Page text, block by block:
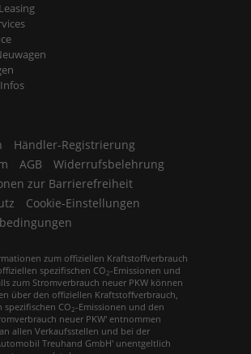
Händler-Registrierung
AGB
Widerrufsbelehrung
zur Barrierefreiheit
Cookie-Einstellungen
zum offiziellen Kraftstoffverbrauch
spezifischen CO 2-Emissionen und
zum Stromverbrauch neuer PKW können
über den offiziellen Kraftstoffverbrauch,
CO 2-Emissionen und den
neuer PKW' entnommen
allen Verkaufsstellen und bei der
Treuhand GmbH' unentgeltlich